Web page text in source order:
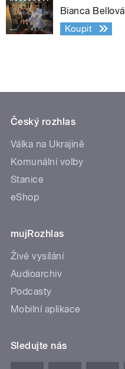
Bianca Bellová
Koupit
Český rozhlas
Válka na Ukrajině
Komunální volby
Stanice
eShop
mujRozhlas
Živé vysílání
Audioarchiv
Podcasty
Mobilní aplikace
Sledujte nás